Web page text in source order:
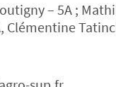
– 5A ;
Clémentine